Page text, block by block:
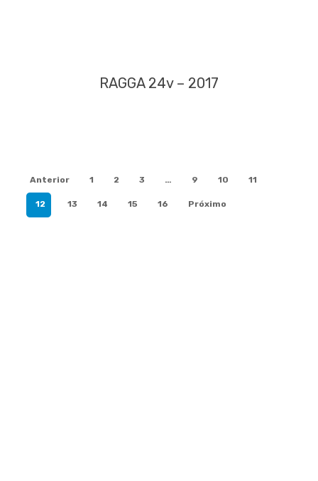
RAGGA 24v – 2017
Anterior 1 2 3 … 9 10 11
12 13 14 15 16 Próximo